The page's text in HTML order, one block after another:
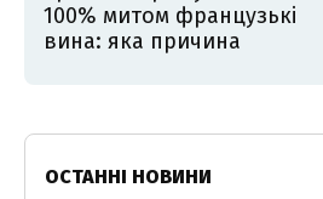
100% митом французькі
вина: яка причина
ОСТАННІ НОВИНИ